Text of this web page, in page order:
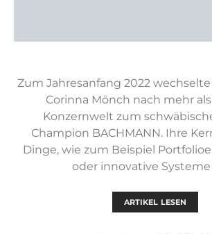
Zum Jahresanfang 2022
Corinna Mönch nach mehr als
Konzernwelt zum
Champion BACHMANN. Ihre
Dinge, wie zum Beispiel
oder innovative
ARTIKEL LESEN